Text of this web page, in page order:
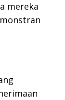
mereka